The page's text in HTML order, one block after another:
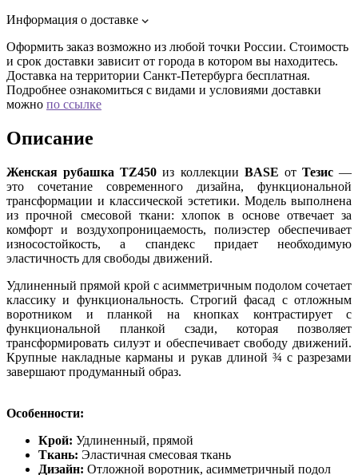
Информация о доставке
Оформить заказ возможно из любой точки России. Стоимость
и срок доставки зависит от города в котором вы находитесь.
Доставка на территории Санкт-Петербурга бесплатная.
Подробнее ознакомиться с видами и условиями доставки
можно по ссылке
Описание
Женская рубашка TZ450 из коллекции BASE от Тезис—
это сочетание современного дизайна, функциональной
трансформации и классической эстетики. Модель выполнена
из прочной смесовой ткани: хлопок в основе отвечает за
комфорт и воздухопроницаемость, полиэстер обеспечивает
износостойкость, а спандекс придает необходимую
эластичность для свободы движений.
Удлиненный прямой крой с асимметричным подолом сочетает
классику и функциональность. Строгий фасад с отложным
воротником и планкой на кнопках контрастирует с
функциональной планкой сзади, которая позволяет
трансформировать силуэт и обеспечивает свободу движений.
Крупные накладные карманы и рукав длиной ¾ с разрезами
завершают продуманный образ.
Особенности:
Крой: Удлиненный, прямой
Ткань: Эластичная смесовая ткань
Дизайн: Отложной воротник, асимметричный подол